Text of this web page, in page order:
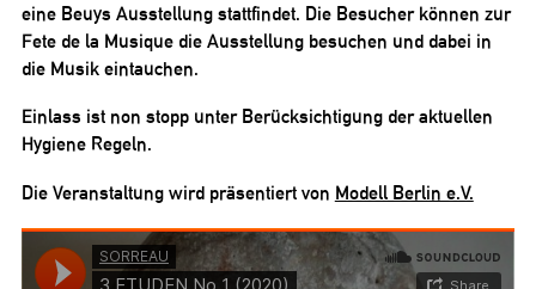
eine Beuys Ausstellung stattfindet. Die Besucher können zur
Fete de la Musique die Ausstellung besuchen und dabei in
die Musik eintauchen.
Einlass ist non stopp unter Berücksichtigung der aktuellen
Hygiene Regeln.
Die Veranstaltung wird präsentiert von Modell Berlin e.V.